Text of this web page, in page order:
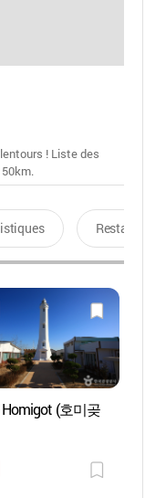
! Liste des
Restaurants
Homigot (호미곶